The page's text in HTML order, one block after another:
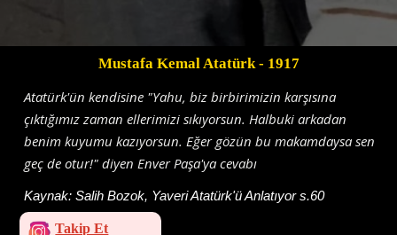
Mustafa Kemal Atatürk- 1917
Atatürk'ün kendisine "Yahu, biz birbirimizin karşısına
çıktığımız zaman ellerimizi sıkıyorsun. Halbuki arkadan
benim kuyumu kazıyorsun. Eğer gözün bu makamdaysa sen
geç de otur!" diyen Enver Paşa'ya cevabı
Kaynak:Salih Bozok, Yaveri Atatürk'ü Anlatıyor s.60
Takip Et